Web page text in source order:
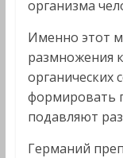
организма
Именно этот
размножения
органических
формировать
подавляют
Германий